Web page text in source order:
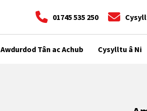
01745 535 250
Awdurdod Tân ac Achub Cysylltu â Ni